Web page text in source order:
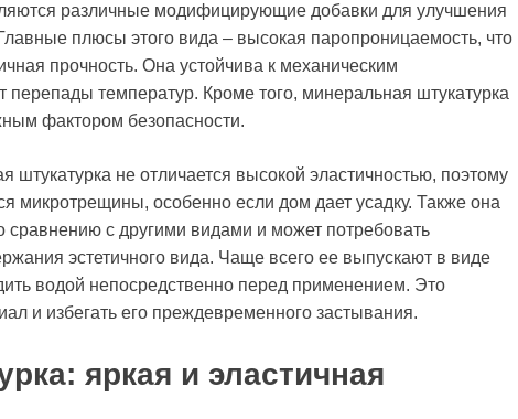
различные модифицирующие добавки для улучшения
плюсы этого вида – высокая паропроницаемость, что
прочность. Она устойчива к механическим
температур. Кроме того, минеральная штукатурка
фактором безопасности.
не отличается высокой эластичностью, поэтому
микротрещины, особенно если дом дает усадку. Также она
сравнению с другими видами и может потребовать
эстетичного вида. Чаще всего ее выпускают в виде
водой непосредственно перед применением. Это
и избегать его преждевременного застывания.
яркая и эластичная